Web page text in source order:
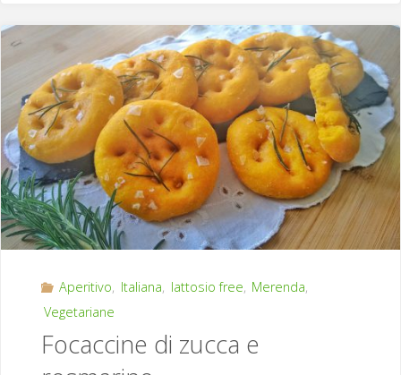
e
fragranti"
Aperitivo, Italiana, lattosio free, Merenda,
Vegetariane
Focaccine di zucca e